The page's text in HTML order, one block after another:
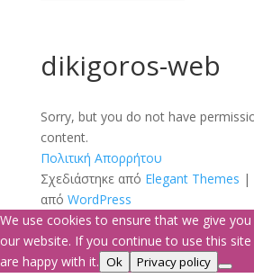
dikigoros-web
Sorry, but you do not have
content.
Πολιτική Απορρήτου
Σχεδιάστηκε από Elegant Themes |
από WordPress
We use cookies to ensure that we give you
our website. If you continue to use this site
are happy with it. Ok Privacy policy